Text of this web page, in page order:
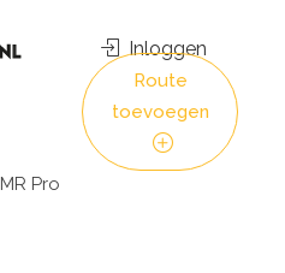
MR Pro
Inloggen
Route
toevoegen